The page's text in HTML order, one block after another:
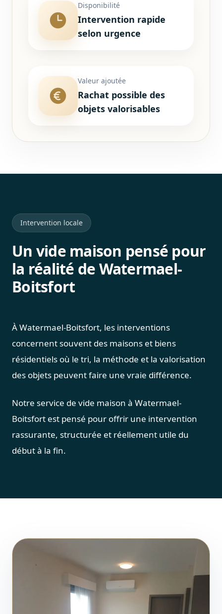
Disponibilité
Intervention rapide
selon urgence
Valeur ajoutée
Rachat possible des
objets valorisables
Intervention locale
Un vide maison pensé pour
la réalité de Watermael-
Boitsfort
À Watermael-Boitsfort, les interventions
concernent souvent des maisons et biens
résidentiels où le tri, la méthode et la valorisation
des objets peuvent faire une vraie différence.
Notre service de vide maison à Watermael-
Boitsfort est pensé pour offrir une intervention
rassurante, structurée et réellement utile du
début à la fin.